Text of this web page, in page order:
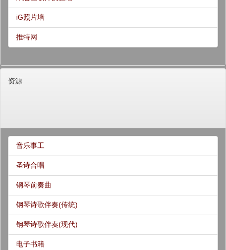
iG照片墙
推特网
资源
音乐事工
圣诗合唱
钢琴前奏曲
钢琴诗歌伴奏(传统)
钢琴诗歌伴奏(现代)
电子书籍